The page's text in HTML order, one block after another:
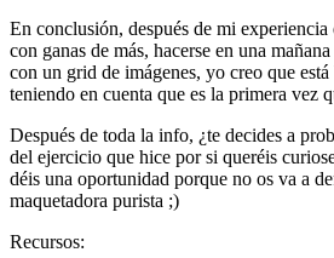
En conclusión, después de mi
con ganas de más, hacerse en una
con un grid de imágenes, yo creo que
teniendo en cuenta que es la primera vez
Después de toda la info, ¿te decides a
del ejercicio que hice por si queréis
déis una oportunidad porque no os va a
maquetadora purista ;)
Recursos: